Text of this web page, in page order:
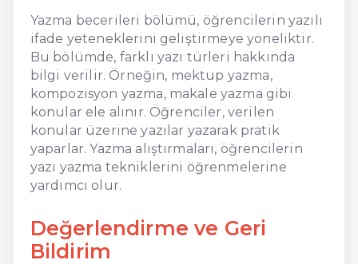
Yazma becerileri bölümü, öğrencilerin yazılı
ifade yeteneklerini geliştirmeye yöneliktir.
Bu bölümde, farklı yazı türleri hakkında
bilgi verilir. Örneğin, mektup yazma,
kompozisyon yazma, makale yazma gibi
konular ele alınır. Öğrenciler, verilen
konular üzerine yazılar yazarak pratik
yaparlar. Yazma alıştırmaları, öğrencilerin
yazı yazma tekniklerini öğrenmelerine
yardımcı olur.
Değerlendirme ve Geri
Bildirim